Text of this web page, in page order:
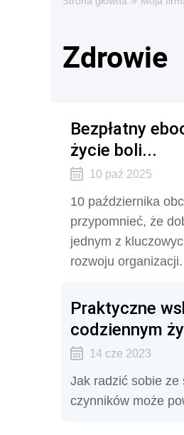
Zdrowie
Bezpłatny
życie boli...
10 paź 2025
10 października
przypomnieć, że
jednym z
rozwoju organizacji.
Praktyczne
codziennym
14 cze 2023
Jak radzić sobie ze
czynników może